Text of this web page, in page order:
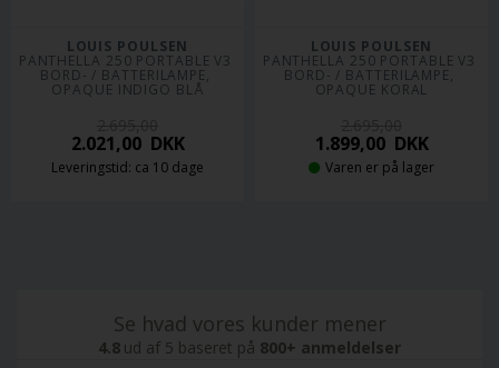
LOUIS POULSEN
PANTHELLA 250 PORTABLE V3
BORD- / BATTERILAMPE,
OPAQUE INDIGO BLÅ
2.021,00DKK
Leveringstid: ca 10 dage
LOUIS POULSEN
PANTHELLA 250 PORTABLE V3
BORD- / BATTERILAMPE,
OPAQUE KORAL
1.899,00DKK
Varen er på lager
Se hvad vores kunder mener
4.8 ud af 5 baseret på 800+ anmeldelser